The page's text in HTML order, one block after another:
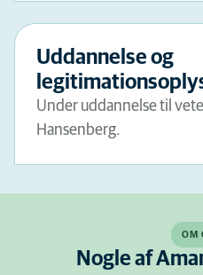
Uddannelse og
Under uddannelse til
Hansenberg.
OM
Nogle af